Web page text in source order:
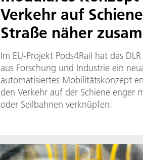
Verkehr auf
Straße näher
Im EU-Projekt Pods4Rail hat das
aus Forschung und Industrie ein
automatisiertes Mobilitätskonzept
den Verkehr auf der Schiene enger
oder Seilbahnen verknüpfen.